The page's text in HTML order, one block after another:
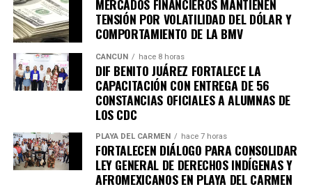
MERCADOS FINANCIEROS MANTIENEN
TENSIÓN POR VOLATILIDAD DEL DÓLAR Y
COMPORTAMIENTO DE LA BMV
CANCÚN hace 8 horas
DIF BENITO JUÁREZ FORTALECE LA
CAPACITACIÓN CON ENTREGA DE 56
CONSTANCIAS OFICIALES A ALUMNAS DE
LOS CDC
PLAYA DEL CARMEN hace 7 horas
FORTALECEN DIÁLOGO PARA CONSOLIDAR
LEY GENERAL DE DERECHOS INDÍGENAS Y
AFROMEXICANOS EN PLAYA DEL CARMEN